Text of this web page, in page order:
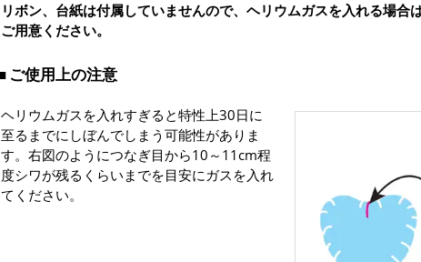
リボン、台紙は付属していませんので、ヘリウムガスを入れる場合
ご用意ください。
ご使用上の注意
ヘリウムガスを入れすぎると特性上30日に
至るまでにしぼんでしまう可能性がありま
す。右図のようにつなぎ目から10～11cm程
度シワが残るくらいまでを目安にガスを入れ
てください。